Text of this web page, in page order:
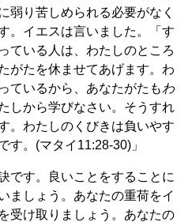
弱り苦しめられる必要がなく
。イエスは言いました。「す
ている人は、わたしのところ
がたを休ませてあげます。わ
ているから、あなたがたもわ
しから学びなさい。そうすれ
。わたしのくびきは負いやす
す。(マタイ11:28-30)」
です。良いことをすることに
ましょう。あなたの重荷をイ
受け取りましょう。あなたの